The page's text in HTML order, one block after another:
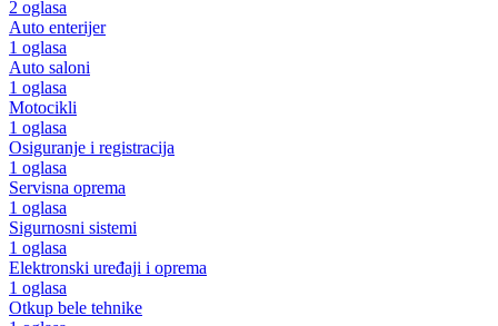
2 oglasa
Auto enterijer
1 oglasa
Auto saloni
1 oglasa
Motocikli
1 oglasa
Osiguranje i registracija
1 oglasa
Servisna oprema
1 oglasa
Sigurnosni sistemi
1 oglasa
Elektronski uređaji i oprema
1 oglasa
Otkup bele tehnike